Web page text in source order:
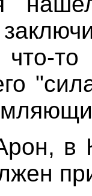
что-
в